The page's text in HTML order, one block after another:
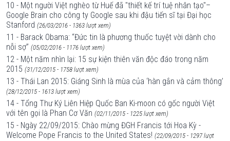
10 - Một người Việt nghèo từ Huế đã "thiết kế trí tuệ nhân tạo"–
Google Brain cho công ty Google sau khi đậu tiến sĩ tại Đại học
Stanford (26/03/2016 - 1363 lượt xem)
11 - Barack Obama: “Đức tin là phương thuốc tuyệt vời dành cho
nỗi sợ” (05/02/2016 - 1176 lượt xem)
12 - Một năm nhìn lại: 15 sự kiện thiên văn độc đáo trong năm
2015 (31/12/2015 - 1758 lượt xem)
13 - Thái Lan 2015: Giáng Sinh là mùa của ‘hàn gắn và cảm thông’
(28/12/2015 - 1613 lượt xem)
14 - Tổng Thư Ký Liên Hiệp Quốc Ban Ki-moon có gốc người Việt
với tên gọi là Phan Cơ Văn (02/11/2015 - 1225 lượt xem)
15 - Ngày 22/09/2015: Chào mừng ĐGH Francis tới Hoa Kỳ -
Welcome Pope Francis to the United States! (22/09/2015 - 1297 lượt